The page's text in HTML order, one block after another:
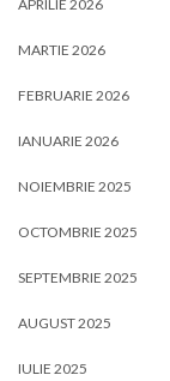
APRILIE 2026
MARTIE 2026
FEBRUARIE 2026
IANUARIE 2026
NOIEMBRIE 2025
OCTOMBRIE 2025
SEPTEMBRIE 2025
AUGUST 2025
IULIE 2025